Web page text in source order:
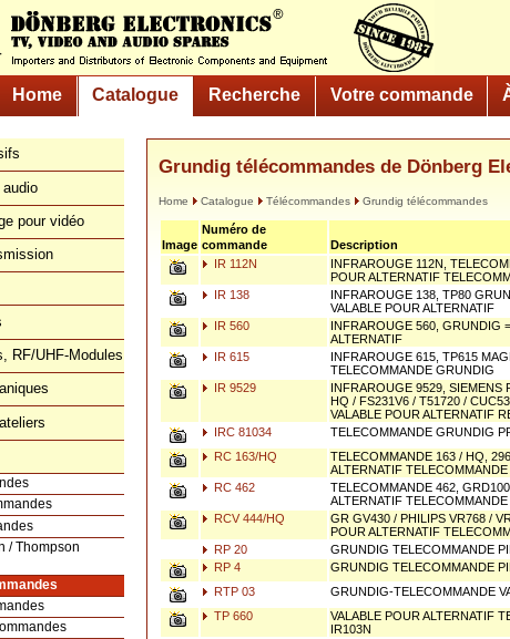
Home Catalogue Recherche Votre commande
pour vidéo
RF/UHF-Modules
/ Thompson
Grundig télécommandes de Dönberg
Home Catalogue Télécommandes Grundig télécommandes
Image
Numéro de
commande
Description
IR 112N
INFRAROUGE 112N,
POUR ALTERNATIF
IR 138
INFRAROUGE 138, TP80
VALABLE POUR ALTERNATIF
IR 560
INFRAROUGE 560, GRUNDIG
ALTERNATIF
IR 615
INFRAROUGE 615, TP615
TELECOMMANDE GRUNDIG
IR 9529
INFRAROUGE 9529, SIEMENS
HQ / FS231V6 / T51720 /
VALABLE POUR ALTERNATIF
IRC 81034 TELECOMMANDE GRUNDIG
RC 163/HQ
TELECOMMANDE 163 / HQ,
ALTERNATIF
RC 462
TELECOMMANDE 462,
ALTERNATIF
RCV 444/HQ
GR GV430 / PHILIPS VR768 /
POUR ALTERNATIF
RP 20 GRUNDIG TELECOMMANDE
RP 4
GRUNDIG TELECOMMANDE
RTP 03
GRUNDIG-TELECOMMANDE
TP 660
VALABLE POUR ALTERNATIF
IR103N